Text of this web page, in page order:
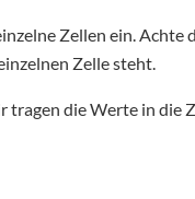
Zellen ein. Achte
Zelle steht.
tragen die Werte in die